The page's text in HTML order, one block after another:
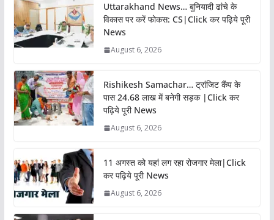
Uttarakhand News… बुनियादी ढांचे के
विकास पर करें फोकस: CS|Click कर पढ़िये पूरी
News
August 6, 2026
Rishikesh Samachar… ट्रांजिट कैंप के
पास 24.68 लाख में बनेगी सड़क |Click कर
पढ़िये पूरी News
August 6, 2026
11 अगस्त को यहां लग रहा रोजगार मेला|Click
कर पढ़िये पूरी News
August 6, 2026